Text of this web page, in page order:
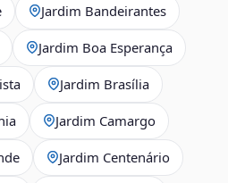
Jardim Bandeirantes
Jardim Boa Esperança
Jardim Brasília
Jardim Camargo
Jardim Centenário